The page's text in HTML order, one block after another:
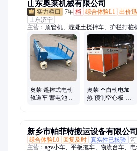
山东奥莱机械有限公司
7年 档 综合体验L1 出价
山东济宁
主营： 顶管机、混凝土搅拌车、护栏打桩
字钢冷弯机、自动上料搅拌车、螺旋筋成
离子切割机、挖机贝型斗、抓木机、混凝
破碎锤、劈裂机、绳锯机、随车挖、激光
机、生物质燃烧机、自动排焊机、焊网机
机、扫地车
奥莱 遥控式电动
轨道车 蓄电池轨
奥莱 全自动电加
热 预制空心板 桥
新乡市帕菲特搬运设备有限公司
综合体验L0
回复及时 真实性已核验
主营： agv小车、平板拖车、物流台车、